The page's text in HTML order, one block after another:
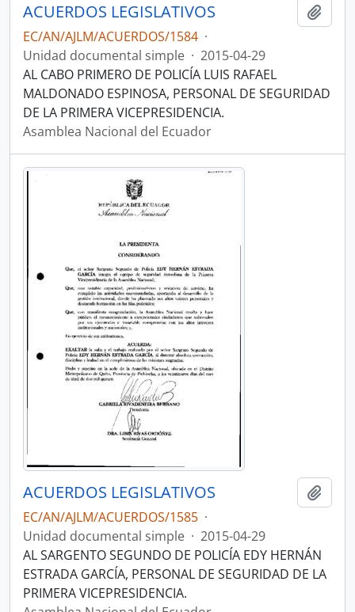
ACUERDOS LEGISLATIVOS
EC/AN/AJLM/ACUERDOS/1584 ·
Unidad documental simple · 2015-04-29
AL CABO PRIMERO DE POLICÍA LUIS RAFAEL
MALDONADO ESPINOSA, PERSONAL DE SEGURIDAD
DE LA PRIMERA VICEPRESIDENCIA.
Asamblea Nacional del Ecuador
ACUERDOS LEGISLATIVOS
EC/AN/AJLM/ACUERDOS/1585 ·
Unidad documental simple · 2015-04-29
AL SARGENTO SEGUNDO DE POLICÍA EDY HERNÁN
ESTRADA GARCÍA, PERSONAL DE SEGURIDAD DE LA
PRIMERA VICEPRESIDENCIA.